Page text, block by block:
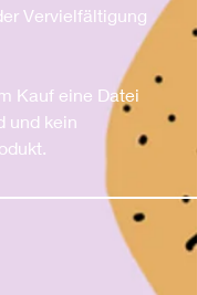
Vervielfältigung
Kauf eine Datei
und kein